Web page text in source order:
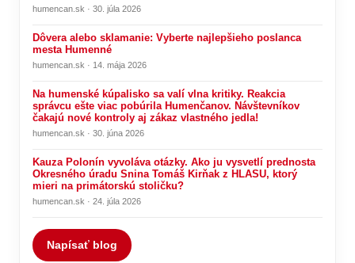
humencan.sk · 30. júla 2026
Dôvera alebo sklamanie: Vyberte najlepšieho poslanca
mesta Humenné
humencan.sk · 14. mája 2026
Na humenské kúpalisko sa valí vlna kritiky. Reakcia
správcu ešte viac pobúrila Humenčanov. Návštevníkov
čakajú nové kontroly aj zákaz vlastného jedla!
humencan.sk · 30. júna 2026
Kauza Polonín vyvoláva otázky. Ako ju vysvetlí prednosta
Okresného úradu Snina Tomáš Kirňak z HLASU, ktorý
mieri na primátorskú stoličku?
humencan.sk · 24. júla 2026
Napísať blog